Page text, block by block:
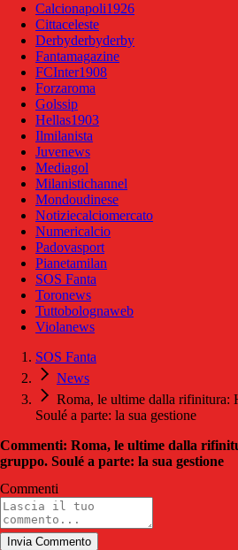
Calcionapoli1926
Cittaceleste
Derbyderbyderby
Fantamagazine
FCInter1908
Forzaroma
Golssip
Hellas1903
Ilmilanista
Juvenews
Mediagol
Milanistichannel
Mondoudinese
Notiziecalciomercato
Numericalcio
Padovasport
Pianetamilan
SOS Fanta
Toronews
Tuttobolognaweb
Violanews
SOS Fanta
News
Roma, le ultime dalla rifinitura:
Soulé a parte: la sua gestione
Commenti: Roma, le ultime dalla
gruppo. Soulé a parte: la sua gestione
Commenti
Invia Commento